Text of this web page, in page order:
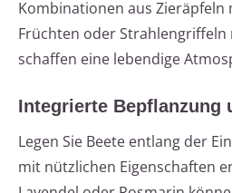
Kombinationen aus Zieräpfeln
Früchten oder
schaffen eine lebendige
Integrierte Bepflanzung
Legen Sie Beete entlang der
mit nützlichen Eigenschaften